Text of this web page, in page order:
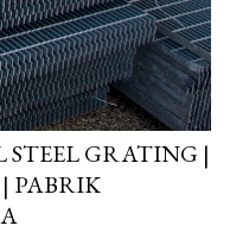
GRATING |
PABRIK